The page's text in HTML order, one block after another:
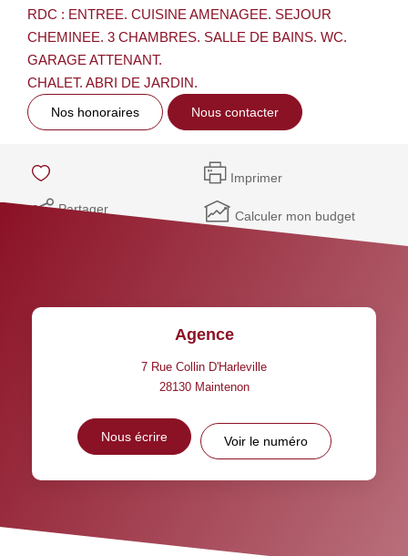
RDC : ENTREE. CUISINE AMENAGEE. SEJOUR
CHEMINEE. 3 CHAMBRES. SALLE DE BAINS. WC.
GARAGE ATTENANT.
CHALET. ABRI DE JARDIN.
Nos honoraires Nous contacter
Imprimer
Partager Calculer mon budget
Agence
7 Rue Collin D'Harleville
28130 Maintenon
Nous écrire Voir le numéro